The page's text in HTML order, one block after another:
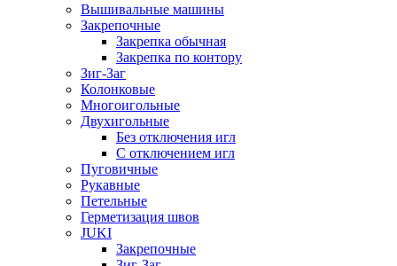
Вышивальные машины
Закрепочные
Закрепка обычная
Закрепка по контору
Зиг-Заг
Колонковые
Многоигольные
Двухигольные
Без отключения игл
С отключением игл
Пуговичные
Рукавные
Петельные
Герметизация швов
JUKI
Закрепочные